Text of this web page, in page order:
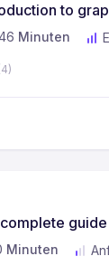
to
Minuten
Minuten